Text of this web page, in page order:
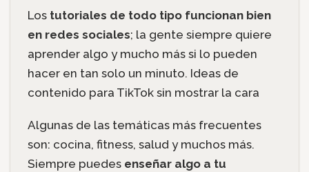
Los tutoriales de todo tipo funcionan bien
en redes sociales; la gente siempre quiere
aprender algo y mucho más si lo pueden
hacer en tan solo un minuto. Ideas de
contenido para TikTok sin mostrar la cara
Algunas de las temáticas más frecuentes
son: cocina, fitness, salud y muchos más.
Siempre puedes enseñar algo a tu